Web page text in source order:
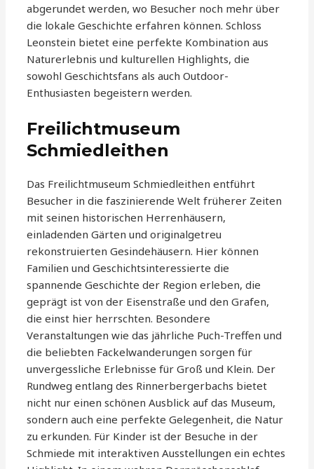
abgerundet werden, wo Besucher noch mehr über
die lokale Geschichte erfahren können. Schloss
Leonstein bietet eine perfekte Kombination aus
Naturerlebnis und kulturellen Highlights, die
sowohl Geschichtsfans als auch Outdoor-
Enthusiasten begeistern werden.
Freilichtmuseum
Schmiedleithen
Das Freilichtmuseum Schmiedleithen entführt
Besucher in die faszinierende Welt früherer Zeiten
mit seinen historischen Herrenhäusern,
einladenden Gärten und originalgetreu
rekonstruierten Gesindehäusern. Hier können
Familien und Geschichtsinteressierte die
spannende Geschichte der Region erleben, die
geprägt ist von der Eisenstraße und den Grafen,
die einst hier herrschten. Besondere
Veranstaltungen wie das jährliche Puch-Treffen und
die beliebten Fackelwanderungen sorgen für
unvergessliche Erlebnisse für Groß und Klein. Der
Rundweg entlang des Rinnerbergerbachs bietet
nicht nur einen schönen Ausblick auf das Museum,
sondern auch eine perfekte Gelegenheit, die Natur
zu erkunden. Für Kinder ist der Besuche in der
Schmiede mit interaktiven Ausstellungen ein echtes